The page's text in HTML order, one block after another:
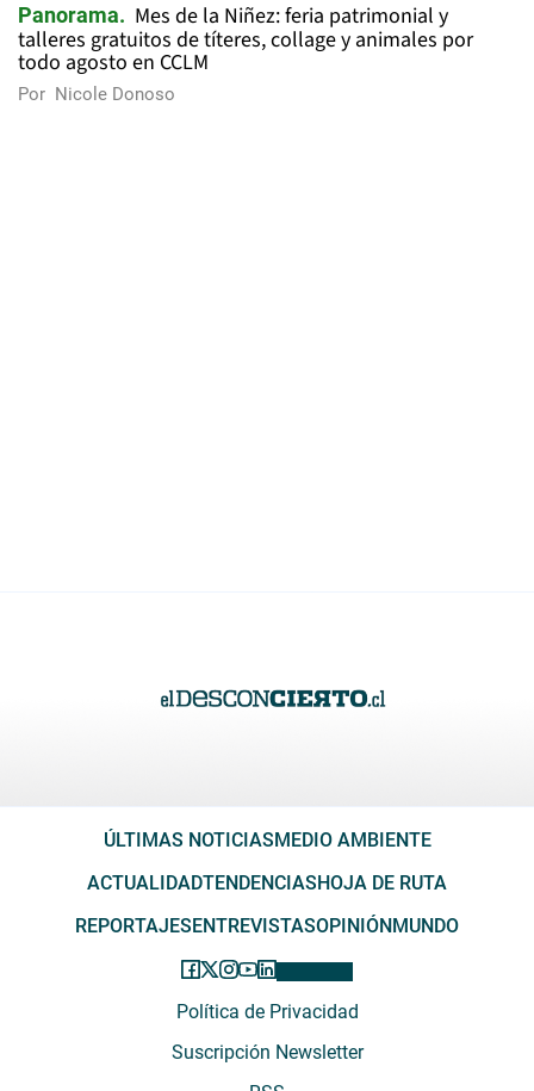
Panorama
Mes de la Niñez: feria patrimonial y
talleres gratuitos de títeres, collage y animales por
todo agosto en CCLM
Por Nicole Donoso
ÚLTIMAS NOTICIAS MEDIO AMBIENTE
ACTUALIDADTENDENCIAS HOJA DE RUTA
REPORTAJES ENTREVISTASOPINIÓN MUNDO
Política de Privacidad
Suscripción Newsletter